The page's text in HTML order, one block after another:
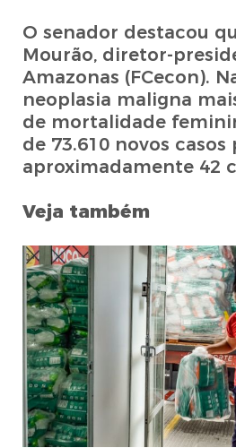
O senador destacou
Mourão, diretor-
Amazonas (FCecon).
neoplasia maligna
de mortalidade
de 73.610 novos
aproximadamente 42
Veja também